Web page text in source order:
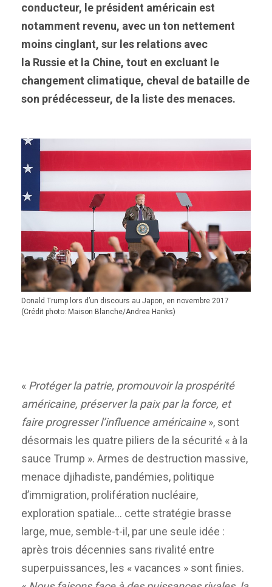
conducteur, le président américain est
notamment revenu, avec un ton nettement
moins cinglant, sur les relations avec
la Russie et la Chine, tout en excluant le
changement climatique, cheval de bataille de
son prédécesseur, de la liste des menaces.
Donald Trump lors d’un discours au Japon, en novembre 2017
(Crédit photo: Maison Blanche/Andrea Hanks)
« Protéger la patrie, promouvoir la prospérité
américaine, préserver la paix par la force, et
faire progresser l’influence américaine», sont
désormais les quatre piliers de la sécurité « à la
sauce Trump ». Armes de destruction massive,
menace djihadiste, pandémies, politique
d’immigration, prolifération nucléaire,
exploration spatiale… cette stratégie brasse
large, mue, semble-t-il, par une seule idée :
après trois décennies sans rivalité entre
superpuissances, les « vacances » sont finies.